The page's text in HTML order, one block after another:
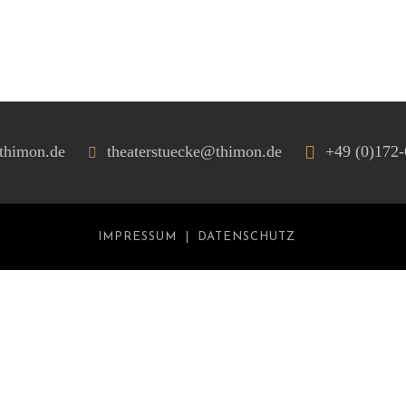
theaterstuecke@thimon.de +49
IMPRESSUM DATENSCHUTZ